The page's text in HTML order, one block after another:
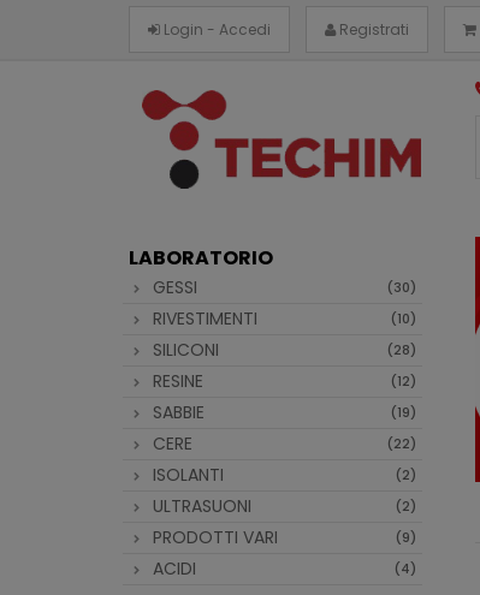
Login - Accedi Registrati
LABORATORIO
GESSI (30)
RIVESTIMENTI (10)
SILICONI (28)
RESINE (12)
SABBIE (19)
CERE (22)
ISOLANTI (2)
ULTRASUONI (2)
PRODOTTI VARI (9)
ACIDI (4)